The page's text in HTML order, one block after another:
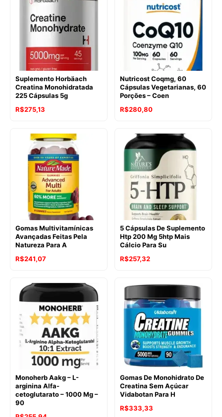
Suplemento Horbäach
Creatina Monohidratada
225 Cápsulas 5g
R$275,13
Nutricost Coqmg, 60
Cápsulas Vegetarianas, 60
Porções – Coen
R$280,80
Gomas Multivitamínicas
Avançadas Feitas Pela
Natureza Para A
R$241,07
5 Cápsulas De Suplemento
Htp 200 Mg 5htp Mais
Cálcio Para Su
R$257,32
Monoherb Aakg – L-
arginina Alfa-
cetoglutarato – 1000 Mg –
90
Gomas De Monohidrato De
Creatina Sem Açúcar
Vidabotan Para H
R$333,33